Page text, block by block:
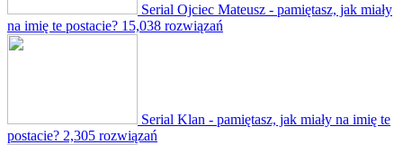
Serial Ojciec Mateusz - pamiętasz, jak miały
na imię te postacie? 15,038 rozwiązań
Serial Klan - pamiętasz, jak miały na imię te
postacie? 2,305 rozwiązań